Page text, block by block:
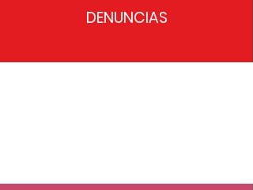
DENUNCIAS